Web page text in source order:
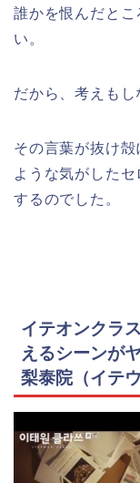
誰かを恨んだと
い。
だから、考えもし
その言葉が抜け
ような気がした
するのでした。
イテオンクラ
えるシーンが
梨泰院（イテウ